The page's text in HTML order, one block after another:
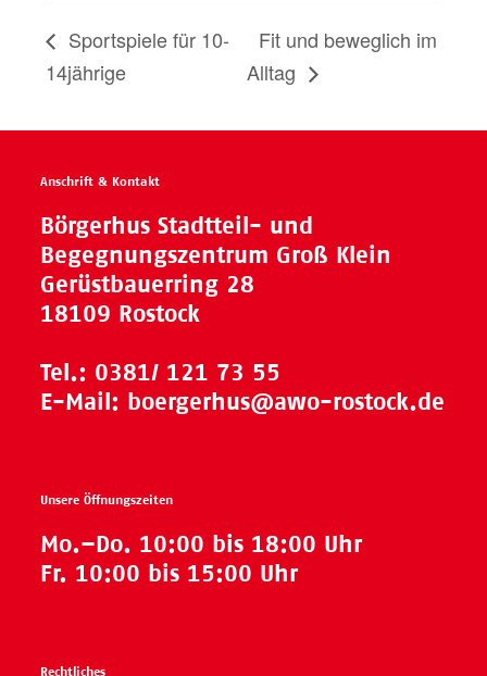
Sportspiele für 10-
14jährige
Fit und beweglich im
Alltag
Anschrift & Kontakt
Börgerhus Stadtteil- und
Begegnungszentrum Groß Klein
Gerüstbauerring 28
18109 Rostock
Tel.: 0381/ 121 73 55
E-Mail: boergerhus@awo-rostock.de
Unsere Öffnungszeiten
Mo.–Do. 10:00 bis 18:00 Uhr
Fr. 10:00 bis 15:00 Uhr
Rechtliches